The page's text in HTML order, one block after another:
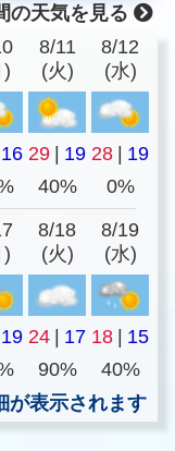
の天気を見る
)
8/11
(火)
8/12
(水)
16 29 19 28
19
40% 0%
)
8/18
(火)
8/19
(水)
19 24 17 18
15
90%
40%
が表示されます